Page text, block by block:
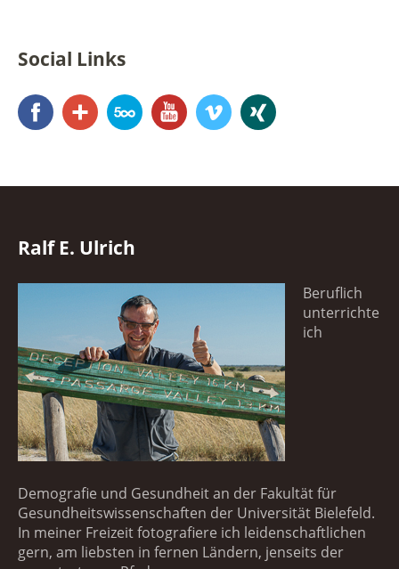
Social Links
FacebookGoogle+500px YouTubeVimeo
Ralf E. Ulrich
Beruflich
unterrichte
ich
Demografie und Gesundheit an der Fakultät für
Gesundheitswissenschaften der Universität Bielefeld.
In meiner Freizeit fotografiere ich leidenschaftlichen
gern, am liebsten in fernen Ländern, jenseits der